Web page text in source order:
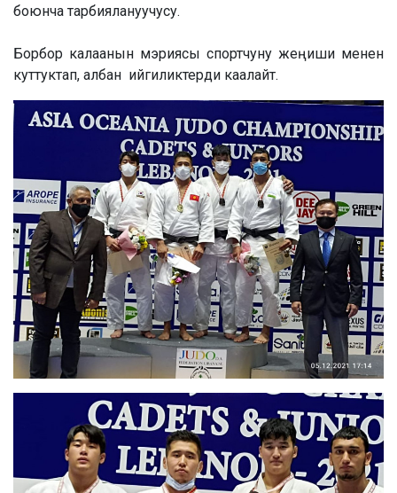
боюнча тарбиялануучусу.
Борбор калаанын мэриясы спортчуну жеңиши менен
куттуктап, албан ийгиликтерди каалайт.